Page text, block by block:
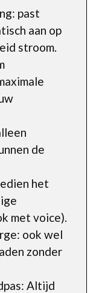
past
aan op
stroom.
de
het
met voice).
ook wel
zonder
Altijd